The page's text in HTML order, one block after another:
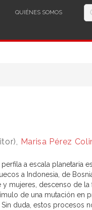
QUIÉNES SOMOS
Marisa Pérez
a escala planetaria
a Indonesia, de
mujeres, descenso de
de una mutación en
duda, estos procesos